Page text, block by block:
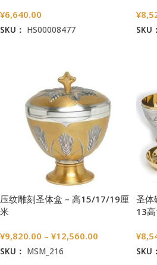
¥6,640.00
SKU： HS00008477
¥
SKU：
压纹雕刻圣体盒 – 高15/17/19厘
米
¥9,820.00 – ¥12,560.00
SKU： MSM_216
圣体
13
¥
SKU：